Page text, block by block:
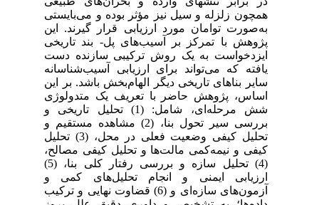
همچون زلزله و سیل نیز مؤثر بوده و می‌بایستی
به‌صورت توامان مورد ارزیابی قرار گیرند. این
پژوهش با تمرکز بر آسیب‌های پل- بند تاریخی
ایزدخواست به یک روش ترکیبی سازنده دست
یافته که می‌تواند برای ارزیابی آسیب‌شناسانه
سایر بناهای تاریخی دیگر الهام‌بخش باشد. بر این
اساس، پژوهش حاضر با تعریف یک متدولوژی
شش مرحله‌ای، شامل: (1) تحلیل تاریخی و
بررسی سیر تحول بنا، (2) مشاهده مستقیم و
تحلیل کیفی وضعیت فعلی در محل، (3) تحلیل
کیفی و نیمه‌کمی مالت‌ها و تحلیل کیفی مصالح،
(4) تحلیل سازه و بررسی رفتار کلی بنا، (5)
ارزیابی ایمنی و انجام تحلیل‌های کمی و
آزمون‌های سازه‌ای و (6) قضاوت نهایی و ترکیب